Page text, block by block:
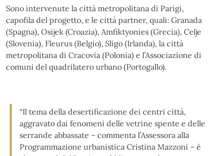
Sono intervenute la città metropolitana di Parigi,
capofila del progetto, e le città partner, quali: Granada
(Spagna), Osijek (Croazia), Amfiktyonies (Grecia), Celje
(Slovenia), Fleurus (Belgio), Sligo (Irlanda), la città
metropolitana di Cracovia (Polonia) e l’Associazione di
comuni del quadrilatero urbano (Portogallo).
“Il tema della desertificazione dei centri città,
aggravato dai fenomeni delle vetrine spente e delle
serrande abbassate – commenta l’Assessora alla
Programmazione urbanistica Cristina Mazzoni – è